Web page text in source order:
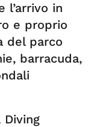
l’arrivo in
e proprio
del parco
barracuda,
Diving